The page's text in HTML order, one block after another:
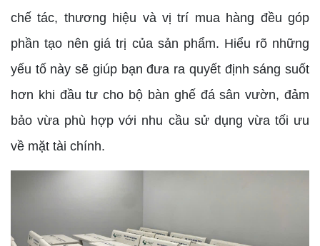
chế tác, thương hiệu và vị trí mua hàng đều góp
phần tạo nên giá trị của sản phẩm. Hiểu rõ những
yếu tố này sẽ giúp bạn đưa ra quyết định sáng suốt
hơn khi đầu tư cho bộ bàn ghế đá sân vườn, đảm
bảo vừa phù hợp với nhu cầu sử dụng vừa tối ưu
về mặt tài chính.